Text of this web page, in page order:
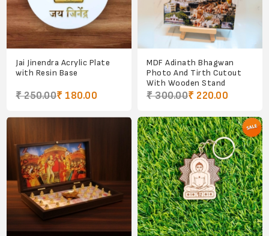
Jai Jinendra Acrylic Plate
with Resin Base
₹ 250.00₹ 180.00
MDF Adinath Bhagwan
Photo And Tirth Cutout
With Wooden Stand
₹ 300.00₹ 220.00